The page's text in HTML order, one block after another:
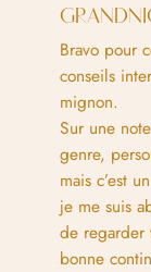
Bravo pour
conseils
mignon.
Sur une
genre,
mais c’est
je me suis
de regarder
bonne